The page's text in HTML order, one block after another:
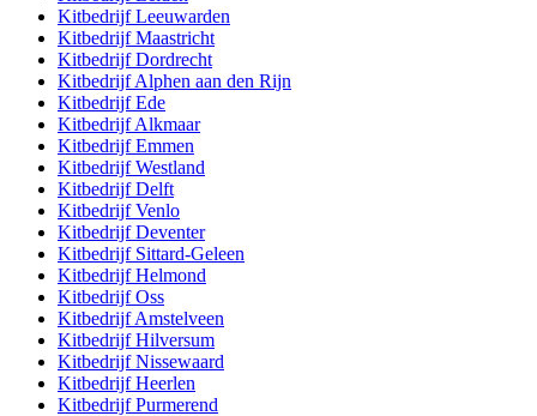
KitbedrijfLeeuwarden
KitbedrijfMaastricht
KitbedrijfDordrecht
KitbedrijfAlphen aan den Rijn
KitbedrijfEde
KitbedrijfAlkmaar
KitbedrijfEmmen
KitbedrijfWestland
KitbedrijfDelft
KitbedrijfVenlo
KitbedrijfDeventer
Kitbedrijf Sittard-Geleen
KitbedrijfHelmond
KitbedrijfOss
KitbedrijfAmstelveen
KitbedrijfHilversum
KitbedrijfNissewaard
KitbedrijfHeerlen
KitbedrijfPurmerend